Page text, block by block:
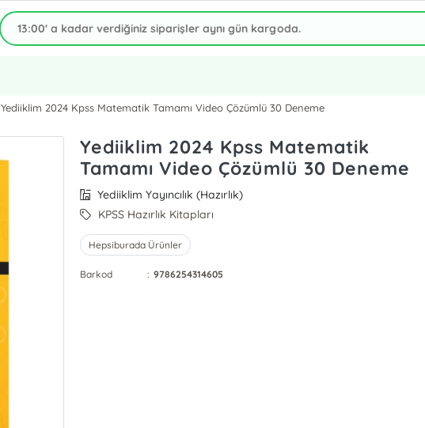
Yediiklim 2024 Kpss Matematik Tamamı Video Çözümlü 30 Deneme
Yediiklim 2024 Kpss Matematik
Tamamı Video Çözümlü 30 Deneme
Yediiklim Yayıncılık (Hazırlık)
KPSS Hazırlık Kitapları
Hepsiburada Ürünler
Barkod : 9786254314605